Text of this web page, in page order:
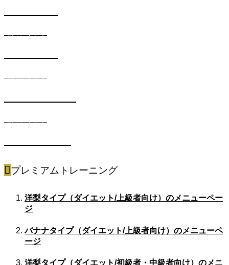
プレミアムトレーニング
洋梨タイプ（ダイエット/上級者向け）のメニューペー
ジ
バナナタイプ（ダイエット/上級者向け）のメニューペ
ージ
洋梨タイプ（ダイエット/初級者・中級者向け）のメニ